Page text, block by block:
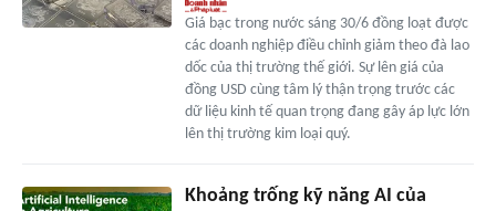
Giá bạc trong nước sáng 30/6 đồng loạt được
các doanh nghiệp điều chỉnh giảm theo đà lao
dốc của thị trường thế giới. Sự lên giá của
đồng USD cùng tâm lý thận trọng trước các
dữ liệu kinh tế quan trọng đang gây áp lực lớn
lên thị trường kim loại quý.
Khoảng trống kỹ năng AI của